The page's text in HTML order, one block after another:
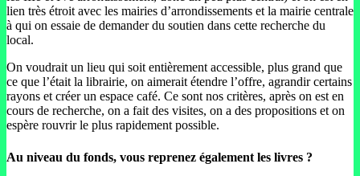
lien très étroit avec les mairies d’arrondissements et la mairie centrale
à qui on essaie de demander du soutien dans cette recherche du
local.
On voudrait un lieu qui soit entièrement accessible, plus grand que
ce que l’était la librairie, on aimerait étendre l’offre, agrandir certains
rayons et créer un espace café. Ce sont nos critères, après on est en
cours de recherche, on a fait des visites, on a des propositions et on
espère rouvrir le plus rapidement possible.
Au niveau du fonds, vous reprenez également les livres ?